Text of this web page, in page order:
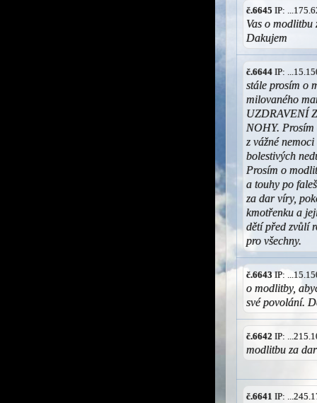
č.6645 IP:
Vas o modlitbu
Dakujem
č.6644 IP:
stále prosím o
milovaného
UZDRAVENÍ
NOHY. Prosím
z vážné
bolestivých
Prosím o
a touhy po
za dar víry,
kmotřenku a
dětí před zvůlí
pro všechny.
č.6643IP:
o modlitby,
své povolání.
č.6642 IP:
modlitbu za
č.6641 IP: